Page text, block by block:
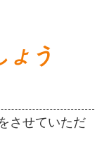
ょう
させていただ